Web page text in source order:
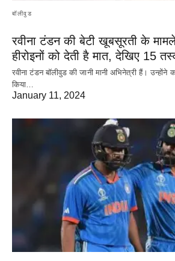
बॉलीवुड
रवीना टंडन की बेटी खूबसूरती के
हीरोइनों को देती है मात, देखिए 15
रवीना टंडन बॉलीवुड की जानी मानी अभिनेत्री हैं।
किया…
January 11, 2024